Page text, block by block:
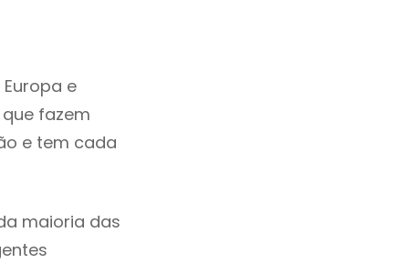
e
fazem
e tem cada
maioria das